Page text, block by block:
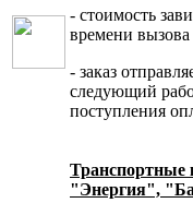
- стоимость
времени
- заказ
следующий
поступления
"Энергия",